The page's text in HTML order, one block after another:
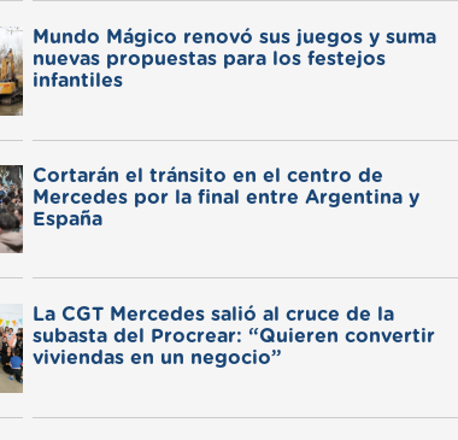
Mundo Mágico renovó sus juegos y suma
nuevas propuestas para los festejos
infantiles
Cortarán el tránsito en el centro de
Mercedes por la final entre Argentina y
España
La CGT Mercedes salió al cruce de la
subasta del Procrear: “Quieren convertir
viviendas en un negocio”